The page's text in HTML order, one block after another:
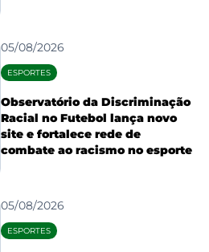
05/08/2026
ESPORTES
Observatório da Discriminação
Racial no Futebol lança novo
site e fortalece rede de
combate ao racismo no esporte
05/08/2026
ESPORTES